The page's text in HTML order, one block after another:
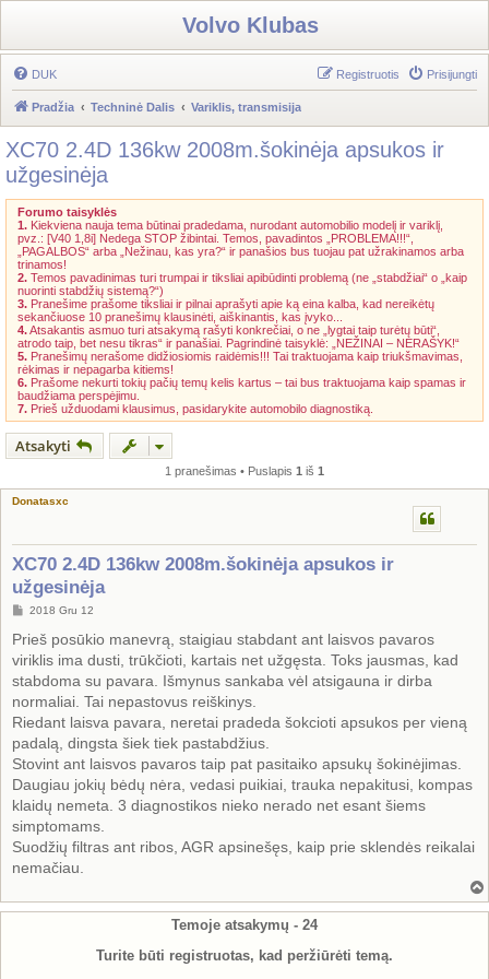
Volvo Klubas
DUK Prisijungti
Registruotis
Pradžia Techninė Dalis Variklis, transmisija
XC70 2.4D 136kw 2008m.šokinėja apsukos ir
užgesinėja
Forumo taisyklės
1. Kiekviena nauja tema būtinai pradedama, nurodant automobilio modelį ir variklį,
pvz.: [V40 1,8i] Nedega STOP žibintai. Temos, pavadintos „PROBLEMA!!!“,
„PAGALBOS“ arba „Nežinau, kas yra?“ ir panašios bus tuojau pat užrakinamos arba
trinamos!
2. Temos pavadinimas turi trumpai ir tiksliai apibūdinti problemą (ne „stabdžiai“ o „kaip
nuorinti stabdžių sistemą?“)
3. Pranešime prašome tiksliai ir pilnai aprašyti apie ką eina kalba, kad nereikėtų
sekančiuose 10 pranešimų klausinėti, aiškinantis, kas įvyko...
4.Atsakantis asmuo turi atsakymą rašyti konkrečiai, o ne „lygtai taip turėtų būti“,
atrodo taip, bet nesu tikras“ ir panašiai. Pagrindinė taisyklė: „NEŽINAI – NERAŠYK!“
5. Pranešimų nerašome didžiosiomis raidėmis!!! Tai traktuojama kaip triukšmavimas,
rėkimas ir nepagarba kitiems!
6. Prašome nekurti tokių pačių temų kelis kartus – tai bus traktuojama kaip spamas ir
baudžiama perspėjimu.
7. Prieš užduodami klausimus, pasidarykite automobilo diagnostiką.
Atsakyti
1 pranešimas • Puslapis 1 iš 1
Donatasxc
XC70 2.4D 136kw 2008m.šokinėja apsukos ir
užgesinėja
S
a
n
d
r
t
n
ė
2018 Gru 12
Prieš posūkio manevrą, staigiau stabdant ant laisvos pavaros
viriklis ima dusti, trūkčioti, kartais net užgęsta. Toks jausmas, kad
stabdoma su pavara. Išmynus sankaba vėl atsigauna ir dirba
normaliai. Tai nepastovus reiškinys.
Riedant laisva pavara, neretai pradeda šokcioti apsukos per vieną
padalą, dingsta šiek tiek pastabdžius.
Stovint ant laisvos pavaros taip pat pasitaiko apsukų šokinėjimas.
Daugiau jokių bėdų nėra, vedasi puikiai, trauka nepakitusi, kompas
klaidų nemeta. 3 diagnostikos nieko nerado net esant šiems
simptomams.
Suodžių filtras ant ribos, AGR apsinešęs, kaip prie sklendės reikalai
nemačiau.
i
Temoje atsakymų - 24
Turite būti registruotas, kad peržiūrėti temą.